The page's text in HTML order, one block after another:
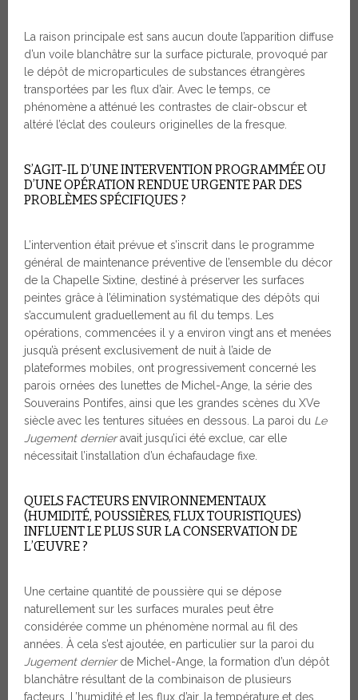
La raison principale est sans aucun doute l’apparition diffuse
d’un voile blanchâtre sur la surface picturale, provoqué par
le dépôt de microparticules de substances étrangères
transportées par les flux d’air. Avec le temps, ce
phénomène a atténué les contrastes de clair-obscur et
altéré l’éclat des couleurs originelles de la fresque.
S’AGIT-IL D’UNE INTERVENTION PROGRAMMÉE OU
D’UNE OPÉRATION RENDUE URGENTE PAR DES
PROBLÈMES SPÉCIFIQUES ?
L’intervention était prévue et s’inscrit dans le programme
général de maintenance préventive de l’ensemble du décor
de la Chapelle Sixtine, destiné à préserver les surfaces
peintes grâce à l’élimination systématique des dépôts qui
s’accumulent graduellement au fil du temps. Les
opérations, commencées il y a environ vingt ans et menées
jusqu’à présent exclusivement de nuit à l’aide de
plateformes mobiles, ont progressivement concerné les
parois ornées des lunettes de Michel-Ange, la série des
Souverains Pontifes, ainsi que les grandes scènes du XVe
siècle avec les tentures situées en dessous. La paroi du Le
Jugement dernieravait jusqu’ici été exclue, car elle
nécessitait l’installation d’un échafaudage fixe.
QUELS FACTEURS ENVIRONNEMENTAUX
(HUMIDITÉ, POUSSIÈRES, FLUX TOURISTIQUES)
INFLUENT LE PLUS SUR LA CONSERVATION DE
L’ŒUVRE ?
Une certaine quantité de poussière qui se dépose
naturellement sur les surfaces murales peut être
considérée comme un phénomène normal au fil des
années. À cela s’est ajoutée, en particulier sur la paroi du
Jugement dernierde Michel-Ange, la formation d’un dépôt
blanchâtre résultant de la combinaison de plusieurs
facteurs. L’humidité et les flux d’air, la température et des